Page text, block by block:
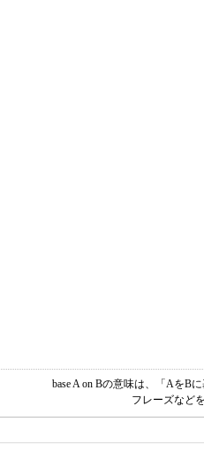
base A on Bの意味は、「AをB
フレーズなど